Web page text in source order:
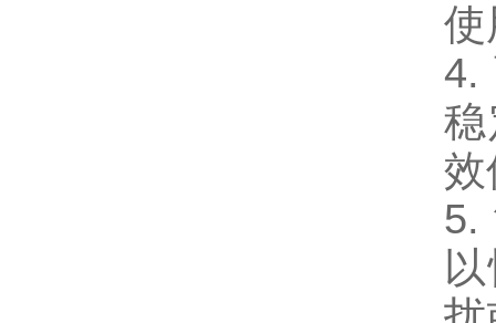
使
4.
效
5.